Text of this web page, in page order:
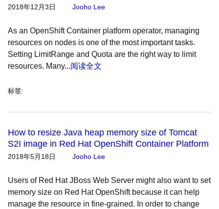
2018年12月3日 Jooho Lee
As an OpenShift Container platform operator, managing
resources on nodes is one of the most important tasks.
Setting LimitRange and Quota are the right way to limit
resources. Many...阅读全文
标签:
How to resize Java heap memory size of Tomcat
S2I image in Red Hat OpenShift Container Platform
2018年5月18日 Jooho Lee
Users of Red Hat JBoss Web Server might also want to set
memory size on Red Hat OpenShift because it can help
manage the resource in fine-grained. In order to change